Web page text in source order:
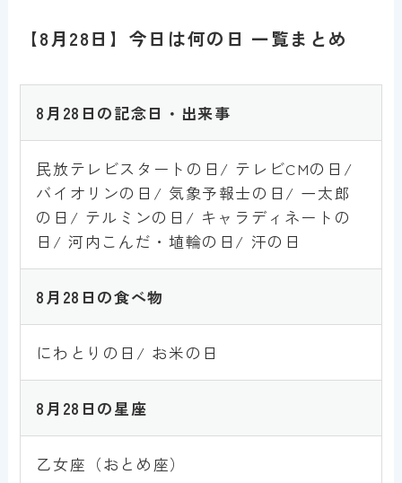
【8月28日】今日は何の日 一覧まとめ
8 月28日の記念日・出来事
民放テレビスタートの日/ テレビCMの日/
バイオリンの日/ 気象予報士の日/ 一太郎
の日/ テルミンの日/ キャラディネートの
日/ 河内こんだ・埴輪の日/ 汗の日
8月28 日 の食べ物
にわとりの日/ お米の日
8月28 日 の星座
乙女座（おとめ座）